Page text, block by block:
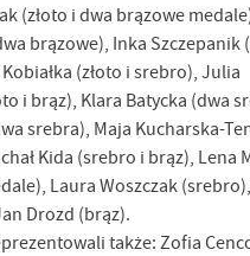
(złoto i dwa brązowe
brązowe), Inka Szczepanik
(złoto i srebro), Julia
i brąz), Klara Batycka (dwa
srebra), Maja Kucharska-
Kida (srebro i brąz), Lena
Laura Woszczak
Drozd (brąz).
także: Zofia